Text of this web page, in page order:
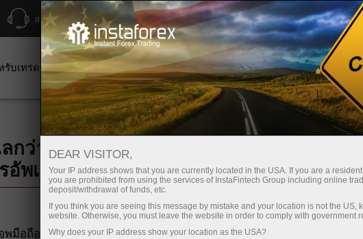
สนับสนุน เปิดบัญชีเทรดทันที แพลตฟอร์มการเทรด
รับเทรดเดอร์ สำหรับผู้เริ่มต้นใหม่ สำหรับนักลงทุน สำหรับหุ้นส่วน
ว่าเดิม: มาร่วมกัน
อัพเดททั่วโลก
ซื้อขาย เปิดบัญชีเดโม่
ถือของ InstaForex ที่ออกมาไฉไลกว่าเดิม เราได้เปิดตัวการอัปเดตทั่วโ
DEAR VISITOR,
Your IP address shows that you are currently located in the USA. If you are a
you are prohibited from using the services of InstaFintech Group including online
deposit/withdrawal of funds, etc.
If you think you are seeing this message by mistake and your location is not the US,
website. Otherwise, you must leave the website in order to comply with government
Why does your IP address show your location as the USA?